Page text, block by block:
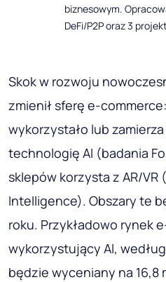
biznesowym.
DeFi/P2P oraz 3
Skok w rozwoju
zmienił sferę e-
wykorzystało lub
technologię AI (badania
sklepów korzysta z AR/VR
Intelligence). Obszary te
roku. Przykładowo rynek
wykorzystujący AI,
będzie wyceniany na 16,8